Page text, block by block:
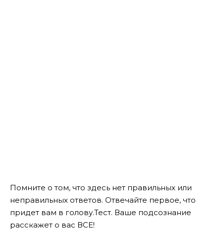
Помните о том, что здесь нет правильных или
неправильных ответов. Отвечайте первое, что
придет вам в голову.Тест. Ваше подсознание
расскажет о вас ВСЕ!